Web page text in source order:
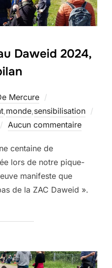
Daweid 2024,
Mercure
,monde,sensibilisation
Aucun commentaire
centaine de
lors de notre pique-
manifeste que
de la ZAC Daweid ».